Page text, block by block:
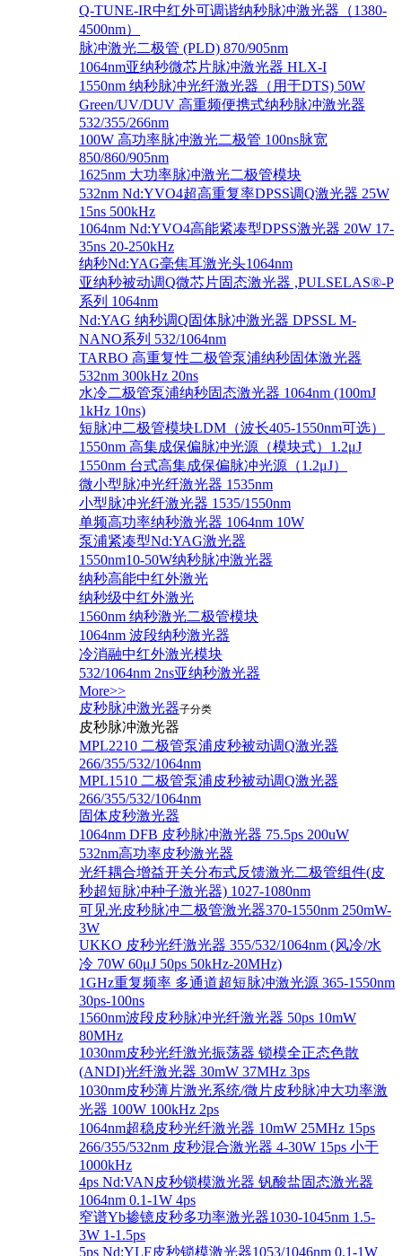
Q-TUNE-IR中红外可调谐纳秒脉冲激光器（1380-
4500nm）
脉冲激光二极管 (PLD) 870/905nm
1064nm亚纳秒微芯片脉冲激光器 HLX-I
1550nm 纳秒脉冲光纤激光器（用于DTS) 50W
Green/UV/DUV 高重频便携式纳秒脉冲激光器
532/355/266nm
100W 高功率脉冲激光二极管 100ns脉宽
850/860/905nm
1625nm 大功率脉冲激光二极管模块
532nm Nd:YVO4超高重复率DPSS调Q激光器 25W
15ns 500kHz
1064nm Nd:YVO4高能紧凑型DPSS激光器 20W 17-
35ns 20-250kHz
纳秒Nd:YAG毫焦耳激光头1064nm
亚纳秒被动调Q微芯片固态激光器 ,PULSELAS®-P
系列 1064nm
Nd:YAG 纳秒调Q固体脉冲激光器 DPSSL M-
NANO系列 532/1064nm
TARBO 高重复性二极管泵浦纳秒固体激光器
532nm 300kHz 20ns
水冷二极管泵浦纳秒固态激光器 1064nm (100mJ
1kHz 10ns)
短脉冲二极管模块LDM（波长405-1550nm可选）
1550nm 高集成保偏脉冲光源（模块式）1.2μJ
1550nm 台式高集成保偏脉冲光源（1.2μJ）
微小型脉冲光纤激光器 1535nm
小型脉冲光纤激光器 1535/1550nm
单频高功率纳秒激光器 1064nm 10W
泵浦紧凑型Nd:YAG激光器
1550nm10-50W纳秒脉冲激光器
纳秒高能中红外激光
纳秒级中红外激光
1560nm 纳秒激光二极管模块
1064nm 波段纳秒激光器
冷消融中红外激光模块
532/1064nm 2ns亚纳秒激光器
More>>
皮秒脉冲激光器子分类
皮秒脉冲激光器
​MPL2210 二极管泵浦皮秒被动调Q激光器
266/355/532/1064nm
MPL1510 二极管泵浦皮秒被动调Q激光器
266/355/532/1064nm
固体皮秒激光器
1064nm DFB 皮秒脉冲激光器 75.5ps 200uW
532nm高功率皮秒激光器
光纤耦合增益开关分布式反馈激光二极管组件(皮
秒超短脉冲种子激光器) 1027-1080nm
可见光皮秒脉冲二极管激光器370-1550nm 250mW-
3W
UKKO 皮秒光纤激光器 355/532/1064nm (风冷/水
冷 70W 60μJ 50ps 50kHz-20MHz)
1GHz重复频率 多通道超短脉冲激光源 365-1550nm
30ps-100ns
1560nm波段皮秒脉冲光纤激光器 50ps 10mW
80MHz
1030nm皮秒光纤激光振荡器 锁模全正态色散
(ANDI)光纤激光器 30mW 37MHz 3ps
1030nm皮秒薄片激光系统/微片皮秒脉冲大功率激
光器 100W 100kHz 2ps
1064nm超稳皮秒光纤激光器 10mW 25MHz 15ps
266/355/532nm 皮秒混合激光器 4-30W 15ps 小于
1000kHz
4ps Nd:VAN皮秒锁模激光器 钒酸盐固态激光器
1064nm 0.1-1W 4ps
窄谱Yb掺镱皮秒多功率激光器1030-1045nm 1.5-
3W 1-1.5ps
5ps Nd:YLF皮秒锁模激光器1053/1046nm 0.1-1W